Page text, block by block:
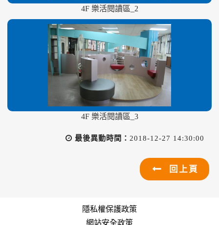
4F 樂活閱讀區_2
4F 樂活閱讀區_3
最後異動時間： 2018-12-27 14:30:00
回上頁
隱私權保護政策
網站安全政策